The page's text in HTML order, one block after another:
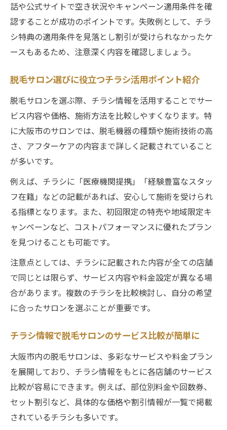
話や公式サイトで空き状況やキャンペーン適用条件を確
認することが成功のポイントです。失敗例として、チラ
シ特典の適用条件を見落とし割引が受けられなかったケ
ースもあるため、注意深く内容を確認しましょう。
脱毛サロン選びに役立つチラシ活用ポイント紹介
脱毛サロンを選ぶ際、チラシ情報を活用することでサー
ビス内容や価格、施術方法を比較しやすくなります。特
に大阪市のサロンでは、脱毛機器の種類や施術技術の高
さ、アフターケアの内容まで詳しく記載されていること
が多いです。
例えば、チラシに「医療機関提携」「経験豊富なスタッ
フ在籍」などの記載があれば、安心して施術を受けられ
る指標となります。また、初回限定の特売や地域限定キ
ャンペーンなど、コストパフォーマンスに優れたプラン
を見つけることも可能です。
注意点としては、チラシに記載された内容が全ての店舗
で同じとは限らず、サービス内容や料金設定が異なる場
合があります。複数のチラシを比較検討し、自分の希望
に合ったサロンを選ぶことが重要です。
チラシ情報で脱毛サロンのサービス比較が簡単に
大阪市内の脱毛サロンは、多彩なサービスや料金プラン
を展開しており、チラシ情報をもとに各店舗のサービス
比較が容易にできます。例えば、部位別料金や回数券、
セット割引など、具体的な価格や割引情報が一覧で掲載
されているチラシも多いです。